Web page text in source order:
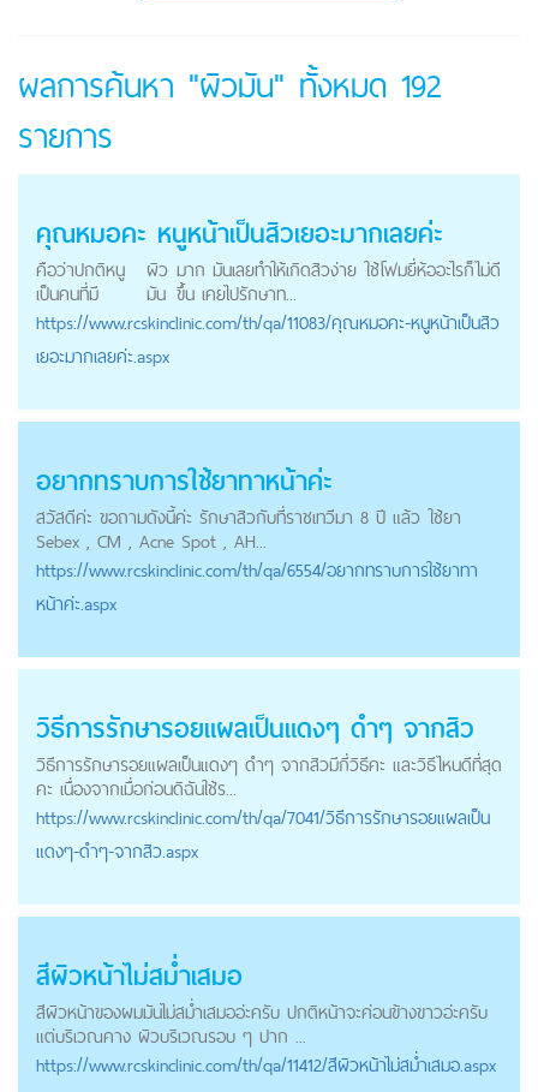
ผลการค้นหา "ผิวมัน" ทั้งหมด 192
รายการ
คุณหมอคะ หนูหน้าเป็นสิวเยอะมากเลยค่ะ
คือว่าปกติหนู
เป็นคนที่มี
ผิว
มัน
มาก มันเลยทำให้เกิดสิวง่าย ใช้โฟมยี่ห้ออะไรก็ไม่ดี
ขึ้น เคยไปรักษาท...
https://www.rcskinclinic.com/th/qa/11083/คุณหมอคะ-หนูหน้าเป็นสิว
เยอะมากเลยค่ะ.aspx
อยากทราบการใช้ยาทาหน้าค่ะ
สวัสดีค่ะ ขอถามดังนี้ค่ะ รักษาสิวกับที่ราชเทวีมา 8 ปี แล้ว ใช้ยา
Sebex , CM , Acne Spot , AH...
https://www.rcskinclinic.com/th/qa/6554/อยากทราบการใช้ยาทา
หน้าค่ะ.aspx
วิธีการรักษารอยแผลเป็นแดงๆ ดำๆ จากสิว
วิธีการรักษารอยแผลเป็นแดงๆ ดำๆ จากสิวมีกี่วิธีคะ และวิธีไหนดีที่สุด
คะ เนื่องจากเมื่อก่อนดิฉันใช้ร...
https://www.rcskinclinic.com/th/qa/7041/วิธีการรักษารอยแผลเป็น
แดงๆ-ดำๆ-จากสิว.aspx
สีผิวหน้าไม่สม่ำเสมอ
สีผิวหน้าของผมมันไม่สม่ำเสมออ่ะครับ ปกติหน้าจะค่อนข้างขาวอ่ะครับ
แต่บริเวณคาง ผิวบริเวณรอบ ๆ ปาก ...
https://www.rcskinclinic.com/th/qa/11412/สีผิวหน้าไม่สม่ำเสมอ.aspx